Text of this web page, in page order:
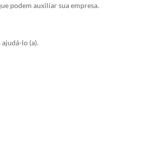
podem auxiliar sua empresa.
lo (a).